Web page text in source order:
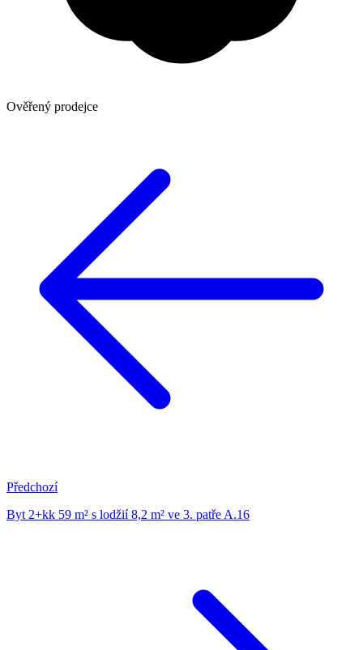
Ověřený prodejce
Předchozí
Byt 2+kk 59 m² s lodžií 8,2 m² ve 3. patře A.16